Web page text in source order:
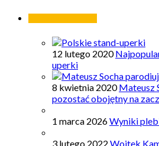
12 lutego 2020
uperki
8 kwietnia 2020 Mateusz
pozostać obojętny na
1 marca 2026Wyniki
3 lutego 2022 Wojtek